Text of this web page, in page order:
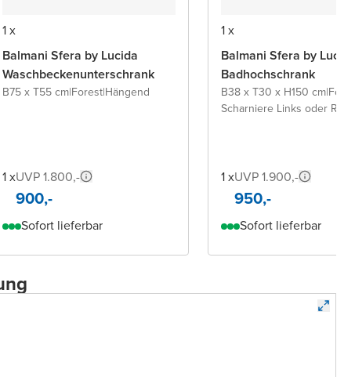
1 x
Balmani Sfera by Lucida
Waschbeckenunterschrank
B75 x T55 cm|Forest|Hängend
1 xUVP 1.800,-
900,-
Sofort lieferbar
1 x
Balmani Sfera by
Badhochschrank
B38 x T30 x H150 cm|
Scharniere Links oder
1 xUVP 1.900,-
950,-
Sofort lieferbar